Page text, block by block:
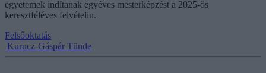
egyetemek indítanak egyéves mesterképzést a 2025-ös
keresztféléves felvételin.
Felsőoktatás
Kurucz-Gáspár Tünde